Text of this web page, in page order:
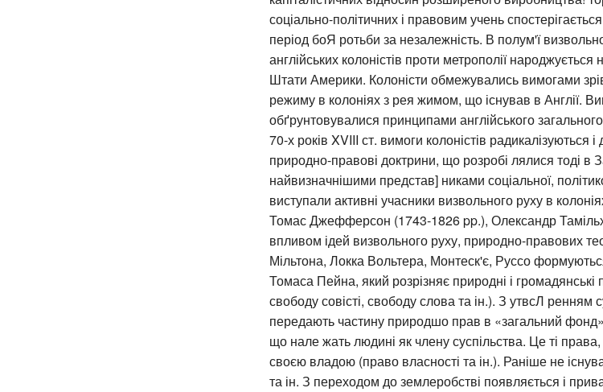
соціально-політичних і правовим учень
період боЯ ротьби за незалежність. В полум'ї
англійських колоністів проти метрополії
Штати Америки. Колоністи обмежувались вимогами
режиму в колоніях з рея жимом, що існував в Англії.
обґрунтовувалися принципами англійського
70-х років XVIII ст. вимоги колоністів радикалізуються
природно-правові доктрини, що розробі лялися тоді в
найвизначнішими представ] никами соціальної,
виступали активні учасники визвольного руху в
Томас Джефферсон (1743-1826 pp.), Олександр
впливом ідей визвольного руху, природно-правових
Мільтона, Локка Вольтера, Монтеск'є, Руссо
Томаса Пейна, який розрізняє природні і
свободу совісті, свободу слова та ін.). З утвсЛ ренням
передають частину природшо прав в «загальний
що нале жать людині як члену суспільства. Це ті
своєю владою (право власності та ін.). Раніше не
та ін. З переходом до землеробстві появляється і